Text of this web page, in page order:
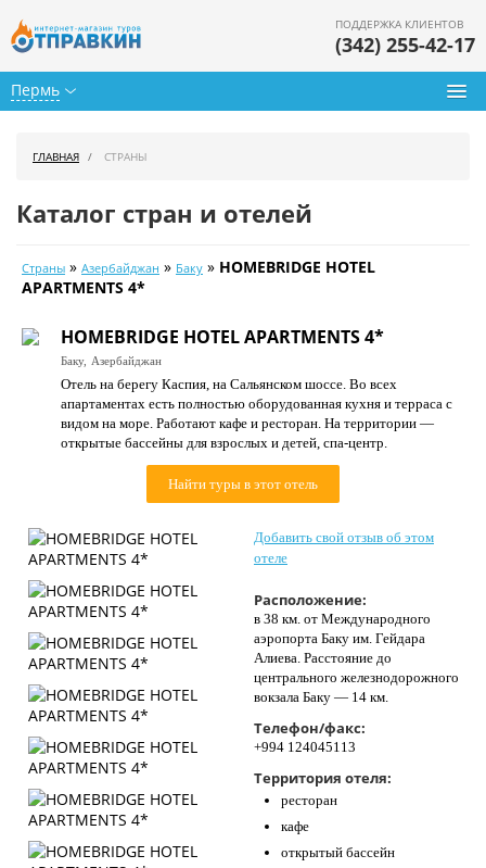
Пермь
ПОДДЕРЖКА КЛИЕНТОВ
(342) 255-42-17
Календарь туров
Цены дня
Страны
Как купить
ГЛАВНАЯ СТРАНЫ
Каталог стран и отелей
Страны » Азербайджан » Баку » HOMEBRIDGE HOTEL
APARTMENTS 4*
HOMEBRIDGE HOTEL APARTMENTS 4*
Баку, Азербайджан
Отель на берегу Каспия, на Сальянском шоссе. Во всех
апартаментах есть полностью оборудованная кухня и терраса с
видом на море. Работают кафе и ресторан. На территории —
открытые бассейны для взрослых и детей, спа-центр.
Найти туры в этот отель
Добавить свой отзыв об этом
отеле
Расположение:
в 38 км. от Международного
аэропорта Баку им. Гейдара
Алиева. Расстояние до
центрального железнодорожного
вокзала Баку — 14 км.
Телефон/факс:
+994 124045113
Территория отеля:
ресторан
кафе
открытый бассейн